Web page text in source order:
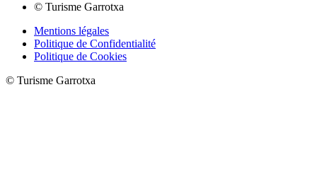
© Turisme Garrotxa
Mentions légales
Politique de Confidentialité
Politique de Cookies
© Turisme Garrotxa